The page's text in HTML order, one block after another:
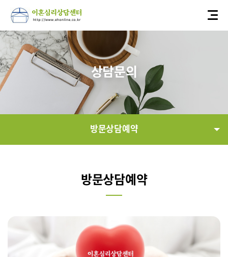
상담문의
방문상담예약
전화상담예약
방문상담예약
방문상담예약